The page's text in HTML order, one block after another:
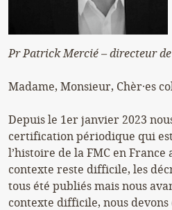
Pr Patrick Mercié – directeur de
Madame, Monsieur, Chèr·es
Depuis le 1er janvier 2023
certification périodique qui
l’histoire de la FMC en France
contexte reste difficile, les
tous été publiés mais nous
contexte difficile, nous